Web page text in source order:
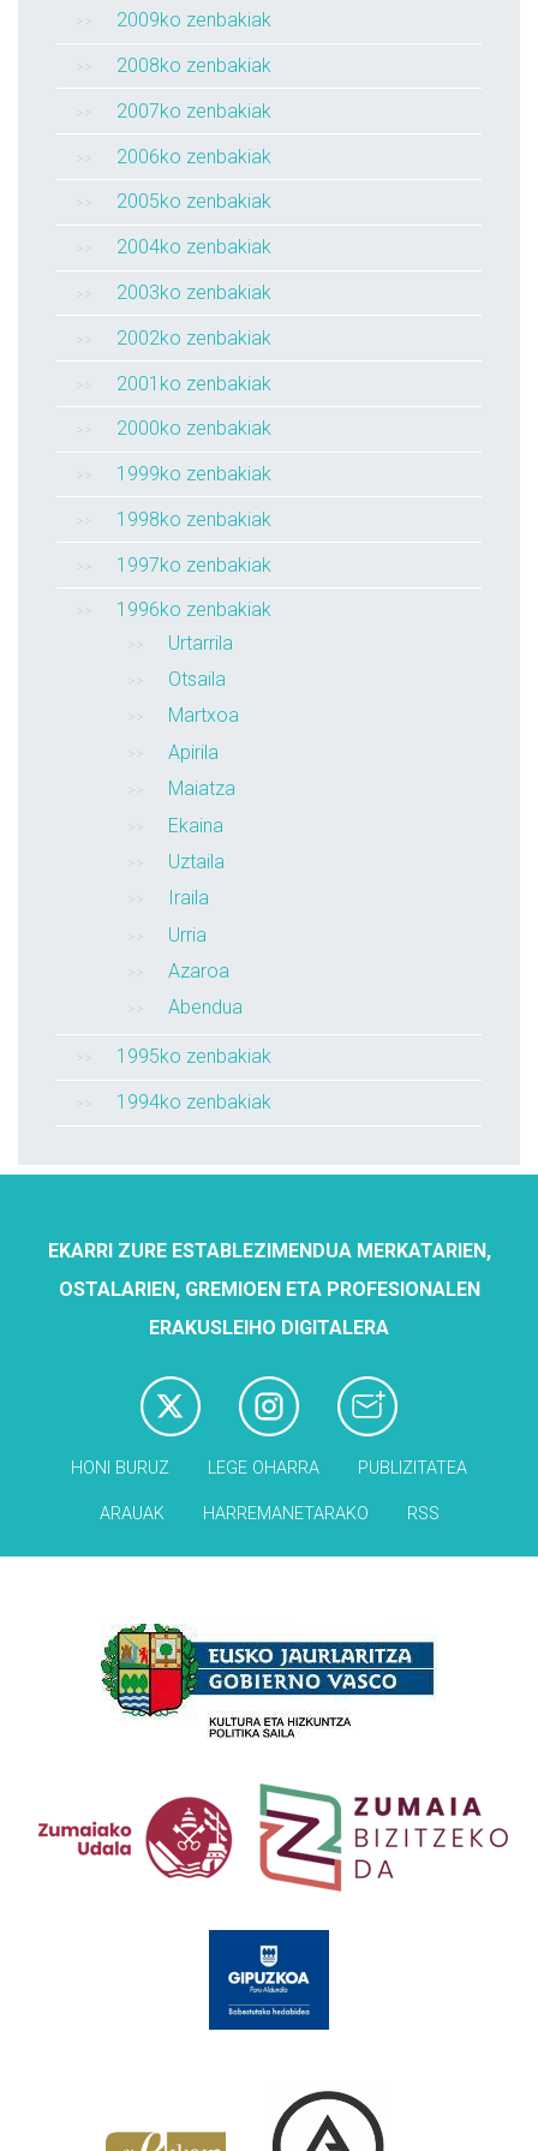
2009ko zenbakiak
2008ko zenbakiak
2007ko zenbakiak
2006ko zenbakiak
2005ko zenbakiak
2004ko zenbakiak
2003ko zenbakiak
2002ko zenbakiak
2001ko zenbakiak
2000ko zenbakiak
1999ko zenbakiak
1998ko zenbakiak
1997ko zenbakiak
1996ko zenbakiak
Urtarrila
Otsaila
Martxoa
Apirila
Maiatza
Ekaina
Uztaila
Iraila
Urria
Azaroa
Abendua
1995ko zenbakiak
1994ko zenbakiak
EKARRI ZURE ESTABLEZIMENDUA MERKATARIEN,
OSTALARIEN, GREMIOEN ETA PROFESIONALEN
ERAKUSLEIHO DIGITALERA
HONI BURUZ LEGE OHARRA PUBLIZITATEA
ARAUAK HARREMANETARAKO RSS